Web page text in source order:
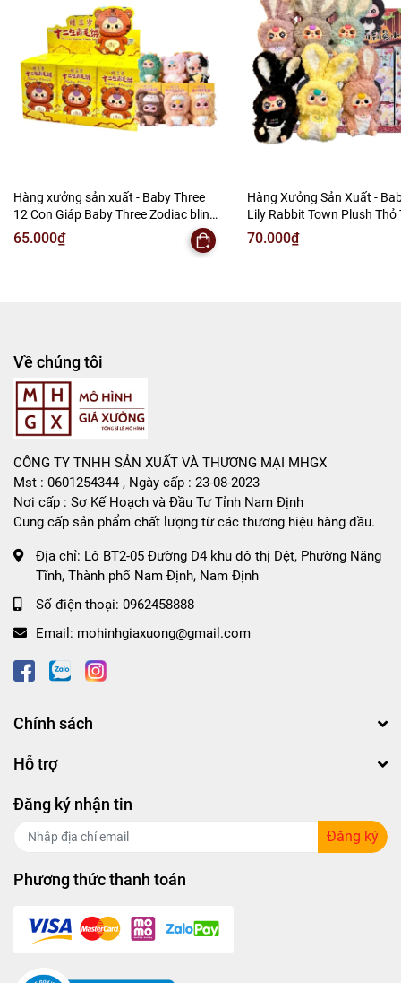
Cửa Hàng Bán Phụ Kiện Điện Thoại
Cửa Hàng Phụ Kiện Ô Tô ( Sản Phẩm Mô Hình Lắc Đầu
)
---------------------------------------------------------------------
-----------------------
Tổng kho mô hình
Liên hệ : 096.245.8888 vs 0947.783.771
Hàng xưởng sản xuất - Baby Three
12 Con Giáp Baby Three Zodiac blind
box ngẫu nhiên - cao ~ 16cm - Nặng
500gram - Túi Mù - Hộp Màu
65.000₫
Hàng Xưởng Sản Xuất -
Lily Rabbit Town Plush Thỏ
blind box ngẫu nhiên - cao
Nặng 500gram - Túi Mù -
70.000₫
Về chúng tôi
CÔNG TY TNHH SẢN XUẤT VÀ THƯƠNG MẠI MHGX
Mst : 0601254344 , Ngày cấp : 23-08-2023
Nơi cấp : Sơ Kế Hoạch và Đầu Tư Tỉnh Nam Định
Cung cấp sản phẩm chất lượng từ các thương hiệu hàng đầu.
Địa chỉ: Lô BT2-05 Đường D4 khu đô thị Dệt, Phường Năng
Tĩnh, Thành phố Nam Định, Nam Định
Số điện thoại: 0962458888
Email: mohinhgiaxuong@gmail.com
Chính sách
Hỗ trợ
Đăng ký nhận tin
Đăng ký
Phương thức thanh toán